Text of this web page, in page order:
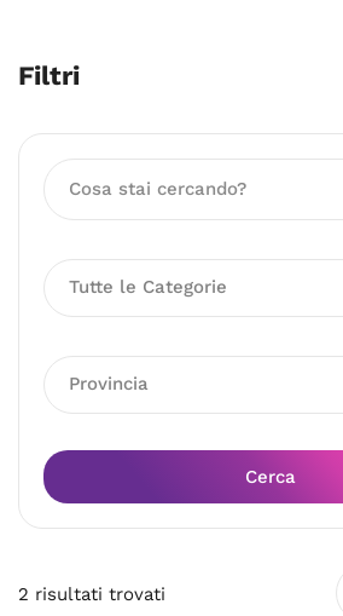
Filtri
Tutte le Categorie
Provincia
Cerca
2 risultati trovati